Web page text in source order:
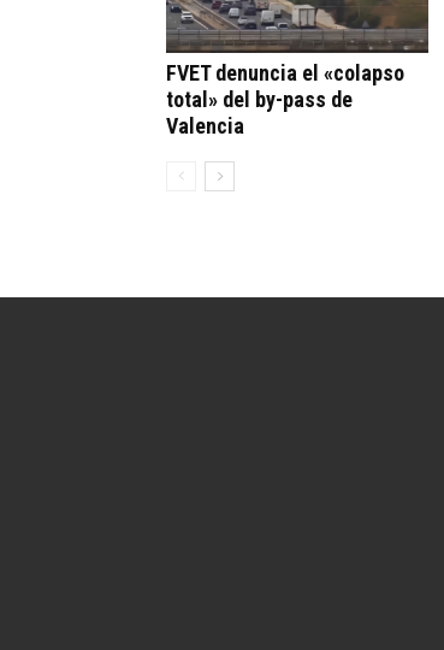
FVET denuncia el «colapso
total» del by-pass de
Valencia